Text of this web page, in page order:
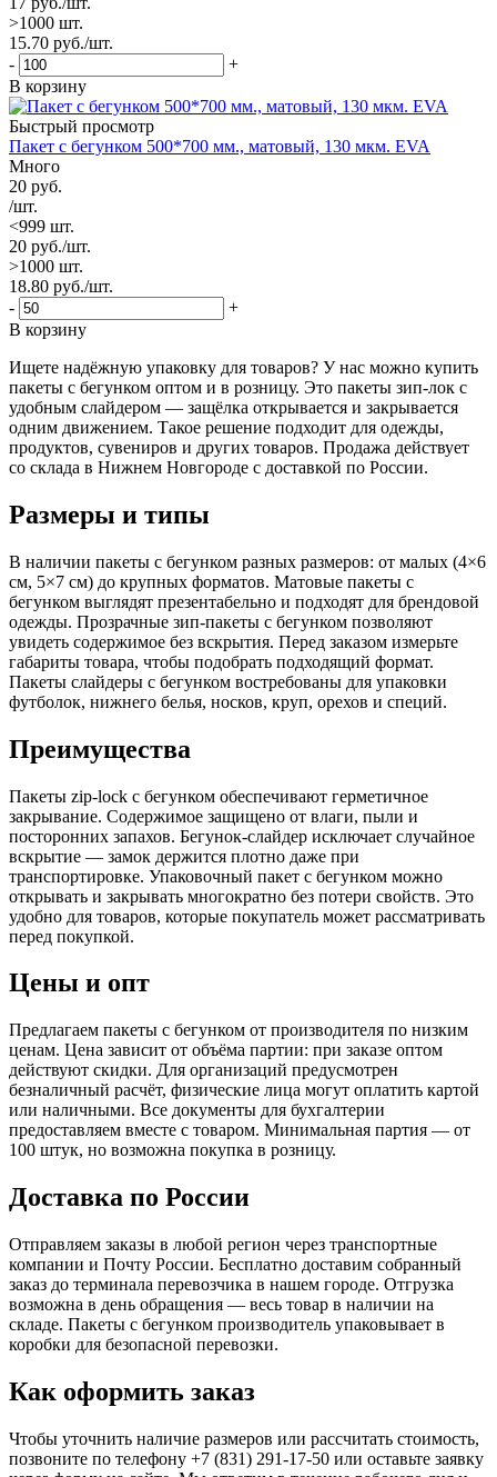
>1000 шт.
15.70 руб./шт.
-
+
В корзину
Быстрый просмотр
Пакет с бегунком 500*700 мм., матовый, 130 мкм. EVA
Много
20 руб.
/шт.
<999 шт.
20 руб./шт.
>1000 шт.
18.80 руб./шт.
-
+
В корзину
Ищете надёжную упаковку для товаров? У нас можно купить
пакеты с бегунком оптом и в розницу. Это пакеты зип-лок с
удобным слайдером — защёлка открывается и закрывается
одним движением. Такое решение подходит для одежды,
продуктов, сувениров и других товаров. Продажа действует
со склада в Нижнем Новгороде с доставкой по России.
Размеры и типы
В наличии пакеты с бегунком разных размеров: от малых (4×6
см, 5×7 см) до крупных форматов. Матовые пакеты с
бегунком выглядят презентабельно и подходят для брендовой
одежды. Прозрачные зип-пакеты с бегунком позволяют
увидеть содержимое без вскрытия. Перед заказом измерьте
габариты товара, чтобы подобрать подходящий формат.
Пакеты слайдеры с бегунком востребованы для упаковки
футболок, нижнего белья, носков, круп, орехов и специй.
Преимущества
Пакеты zip-lock с бегунком обеспечивают герметичное
закрывание. Содержимое защищено от влаги, пыли и
посторонних запахов. Бегунок-слайдер исключает случайное
вскрытие — замок держится плотно даже при
транспортировке. Упаковочный пакет с бегунком можно
открывать и закрывать многократно без потери свойств. Это
удобно для товаров, которые покупатель может рассматривать
перед покупкой.
Цены и опт
Предлагаем пакеты с бегунком от производителя по низким
ценам. Цена зависит от объёма партии: при заказе оптом
действуют скидки. Для организаций предусмотрен
безналичный расчёт, физические лица могут оплатить картой
или наличными. Все документы для бухгалтерии
предоставляем вместе с товаром. Минимальная партия — от
100 штук, но возможна покупка в розницу.
Доставка по России
Отправляем заказы в любой регион через транспортные
компании и Почту России. Бесплатно доставим собранный
заказ до терминала перевозчика в нашем городе. Отгрузка
возможна в день обращения — весь товар в наличии на
складе. Пакеты с бегунком производитель упаковывает в
коробки для безопасной перевозки.
Как оформить заказ
Чтобы уточнить наличие размеров или рассчитать стоимость,
позвоните по телефону +7 (831) 291-17-50 или оставьте заявку